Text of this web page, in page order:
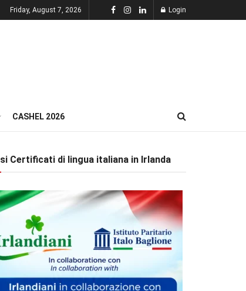
Friday, August 7, 2026 Login
CASHEL 2026
Certificati di lingua italiana in Irlanda